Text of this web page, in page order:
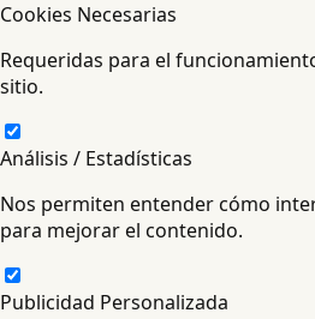
Cookies Necesarias
Requeridas para el
sitio.
Análisis / Estadísticas
Nos permiten entender cómo
para mejorar el contenido.
Publicidad Personalizada